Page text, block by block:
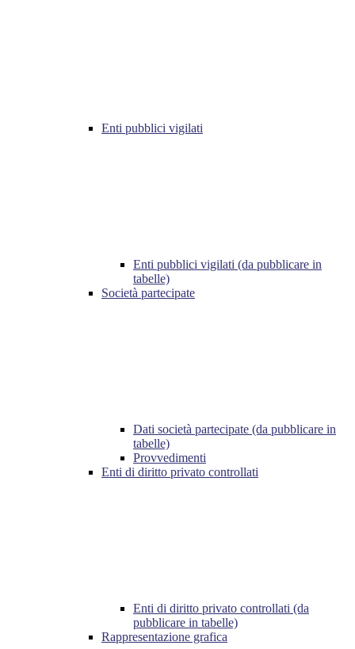
Enti pubblici vigilati
Enti pubblici vigilati (da pubblicare in
tabelle)
Società partecipate
Dati società partecipate (da pubblicare in
tabelle)
Provvedimenti
Enti di diritto privato controllati
Enti di diritto privato controllati (da
pubblicare in tabelle)
Rappresentazione grafica